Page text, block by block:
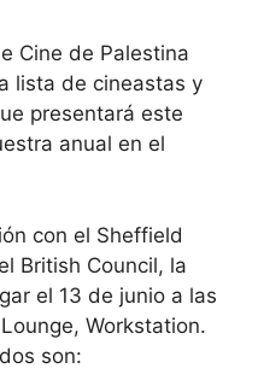
Cine de Palestina
lista de cineastas y
presentará este
anual en el
con el Sheffield
British Council, la
el 13 de junio a las
Workstation.
son: